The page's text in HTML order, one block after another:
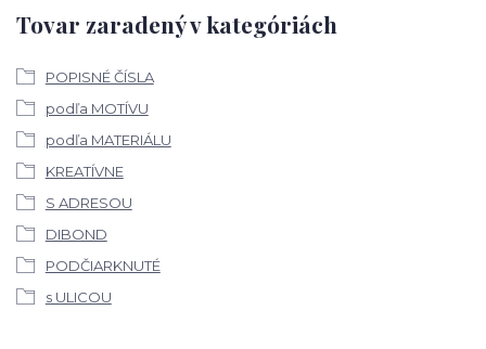
Tovar zaradený v kategóriách
POPISNÉ ČÍSLA
podľa MOTÍVU
podľa MATERIÁLU
KREATÍVNE
S ADRESOU
DIBOND
PODČIARKNUTÉ
s ULICOU